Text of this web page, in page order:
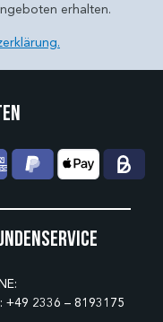
erhalten.
+49 2336 – 8193175